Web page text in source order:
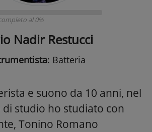
al 0%
Nadir Restucci
: Batteria
e suono da 10 anni, nel
studio ho studiato con
Tonino Romano